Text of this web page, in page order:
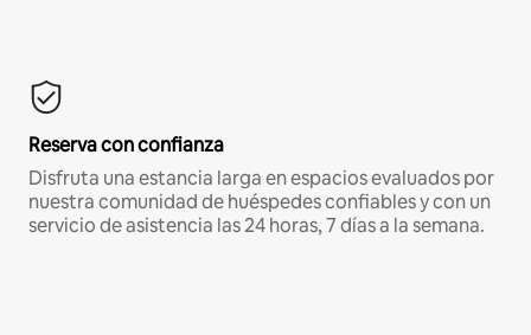
Reserva con confianza
Disfruta una estancia larga en espacios evaluados por
nuestra comunidad de huéspedes confiables y con un
servicio de asistencia las 24 horas, 7 días a la semana.